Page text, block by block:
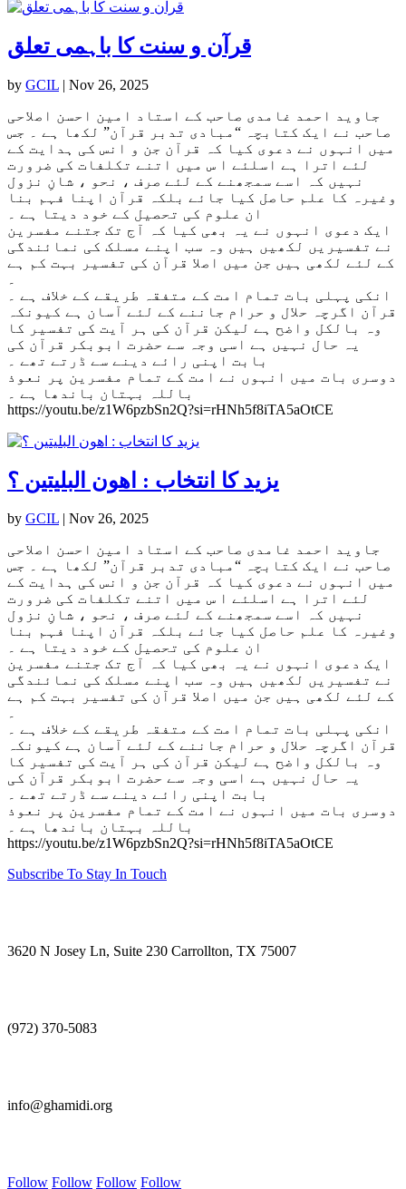
قرآن و سنت کا باہمی تعلق
by GCIL | Nov 26, 2025
جاوید احمد غامدی صاحب کے استاد امین احسن اصلاحی
صاحب نے ایک کتابچہ “مبادی تدبر قرآن” لکھا ہے ۔ جس
میں انہوں نے دعوی کیا کہ قرآن جن و انس کی ہدایت کے
لئے اترا ہے اسلئے ا س میں اتنے تکلفات کی ضرورت
نہیں کہ اسے سمجھنے کے لئے صرف ، نحو ، شانِ نزول
وغیرہ کا علم حاصل کیا جائے بلکہ قرآن اپنا فہم بنا
ان علوم کی تحصیل کے خود دیتا ہے ۔
ایک دعوی انہوں نے یہ بھی کیا کہ آج تک جتنے مفسرین
نے تفسیریں لکھیں ہیں وہ سب اپنے مسلک کی نمائندگی
کے لئے لکھی ہیں جن میں اصلا قرآن کی تفسیر بہت کم ہے
انکی پہلی بات تمام امت کے متفقہ طریقے کے خلاف ہے ۔
قرآن اگرچہ حلال و حرام جاننے کے لئے آسان ہے کیونکہ
وہ بالکل واضح ہے لیکن قرآن کی ہر آیت کی تفسیر کا
یہ حال نہیں ہے اسی وجہ سے حضرت ابوبکر قرآن کی
بابت اپنی رائے دینے سے ڈرتے تھے ۔
دوسری بات میں انہوں نے امت کے تمام مفسرین پر نعوذ
باللہ بہتان باندھا ہے ۔
https://youtu.be/z1W6pzbSn2Q?si=rHNh5f8iTA5aOtCE
یزید کا انتخاب : اھون البلیتین ؟
by GCIL | Nov 26, 2025
جاوید احمد غامدی صاحب کے استاد امین احسن اصلاحی
صاحب نے ایک کتابچہ “مبادی تدبر قرآن” لکھا ہے ۔ جس
میں انہوں نے دعوی کیا کہ قرآن جن و انس کی ہدایت کے
لئے اترا ہے اسلئے ا س میں اتنے تکلفات کی ضرورت
نہیں کہ اسے سمجھنے کے لئے صرف ، نحو ، شانِ نزول
وغیرہ کا علم حاصل کیا جائے بلکہ قرآن اپنا فہم بنا
ان علوم کی تحصیل کے خود دیتا ہے ۔
ایک دعوی انہوں نے یہ بھی کیا کہ آج تک جتنے مفسرین
نے تفسیریں لکھیں ہیں وہ سب اپنے مسلک کی نمائندگی
کے لئے لکھی ہیں جن میں اصلا قرآن کی تفسیر بہت کم ہے
۔
انکی پہلی بات تمام امت کے متفقہ طریقے کے خلاف ہے ۔
قرآن اگرچہ حلال و حرام جاننے کے لئے آسان ہے کیونکہ
وہ بالکل واضح ہے لیکن قرآن کی ہر آیت کی تفسیر کا
یہ حال نہیں ہے اسی وجہ سے حضرت ابوبکر قرآن کی
بابت اپنی رائے دینے سے ڈرتے تھے ۔
دوسری بات میں انہوں نے امت کے تمام مفسرین پر نعوذ
باللہ بہتان باندھا ہے ۔
https://youtu.be/z1W6pzbSn2Q?si=rHNh5f8iTA5aOtCE
Subscribe To Stay In Touch
3620 N Josey Ln, Suite 230 Carrollton, TX 75007
(972) 370-5083
info@ghamidi.org
Follow Follow Follow Follow